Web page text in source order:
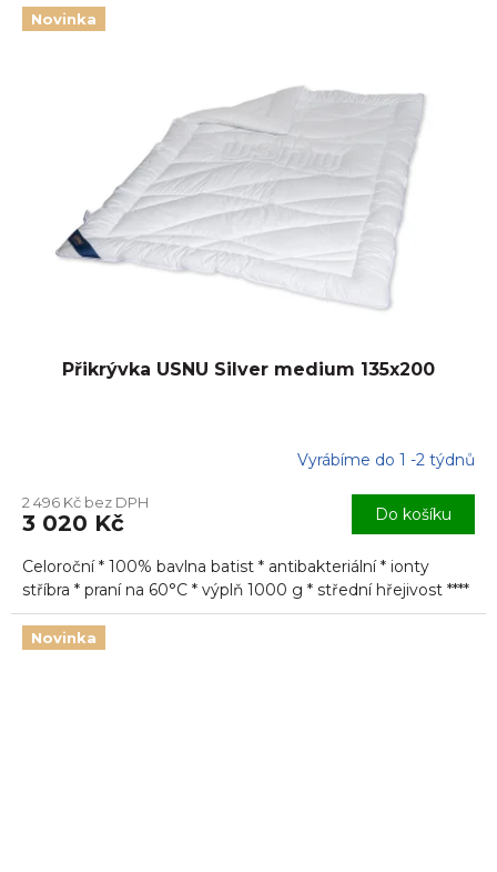
Novinka
Přikrývka USNU Silver medium 135x200
produktu
je
z
5
hvězdiček.
Vyrábíme do 1 -2 týdnů
2 496 Kč bez DPH
3 020 Kč Do košíku
Celoroční * 100% bavlna batist * antibakteriální * ionty
stříbra * praní na 60°C * výplň 1000 g * střední hřejivost ****
Novinka